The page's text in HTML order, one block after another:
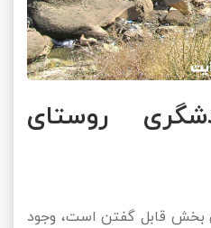
روستای
بخش قابل گفتن است، وجود